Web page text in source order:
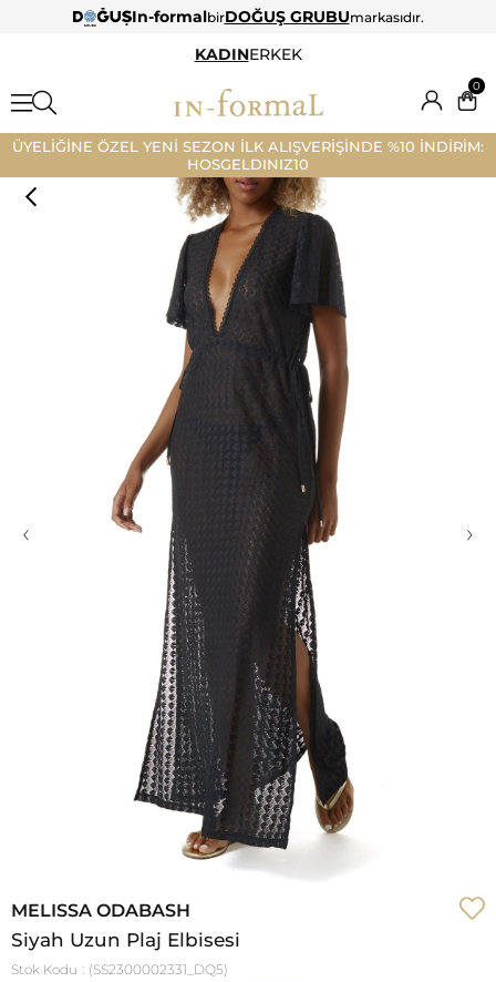
In-formalbirDOĞUŞ GRUBUmarkasıdır.
KADINERKEK
0
ÜYELİĞİNE ÖZEL YENİ SEZON İLK ALIŞVERİŞİNDE %10 İNDİRİM:
HOSGELDINIZ10
‹ ›
MELISSA ODABASH
Siyah Uzun Plaj Elbisesi
Stok Kodu (SS2300002331_DQ5)